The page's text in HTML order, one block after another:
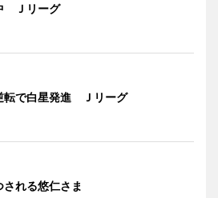
Ｊリーグ
転で白星発進 Ｊリーグ
される悠仁さま